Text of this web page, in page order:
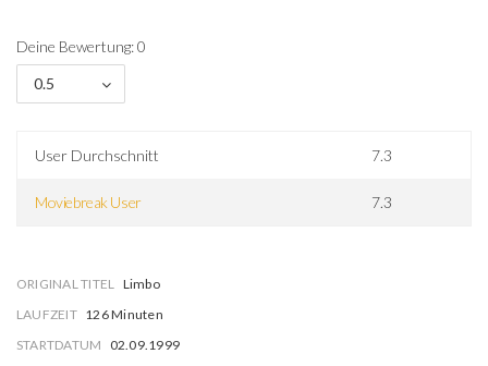
Deine Bewertung: 0
0.5
User Durchschnitt 7.3
Moviebreak User 7.3
ORIGINAL TITEL Limbo
LAUFZEIT 126 Minuten
STARTDATUM
02.09.1999